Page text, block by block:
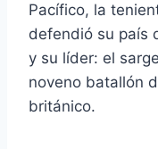
Pacífico, la
defendió su país
y su líder: el
noveno batallón
británico.